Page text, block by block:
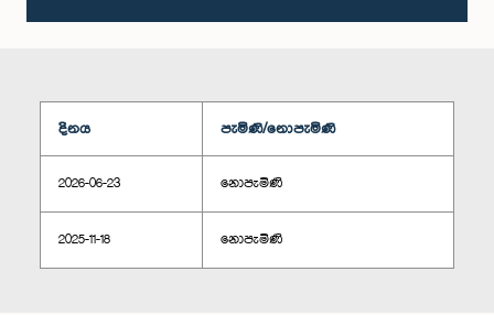
දිනය පැමිණි/නොපැමිණි
2026-06-23 නොපැමිණි
2025-11-18 නොපැමිණි